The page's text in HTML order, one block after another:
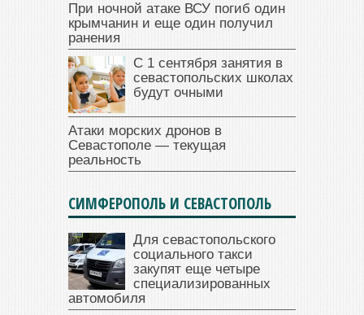
При ночной атаке ВСУ погиб один
крымчанин и еще один получил
ранения
С 1 сентября занятия в
севастопольских школах
будут очными
Атаки морских дронов в
Севастополе — текущая
реальность
СИМФЕРОПОЛЬ И СЕВАСТОПОЛЬ
Для севастопольского
социального такси
закупят еще четыре
специализированных
автомобиля